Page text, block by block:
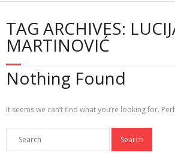
TAG ARCHIVES:
MARTINOVIĆ
Nothing Found
It seems we can’t find what you’re looking for.